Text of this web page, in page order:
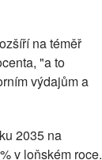
na téměř
"a to
výdajům a
2035 na
v loňském roce.